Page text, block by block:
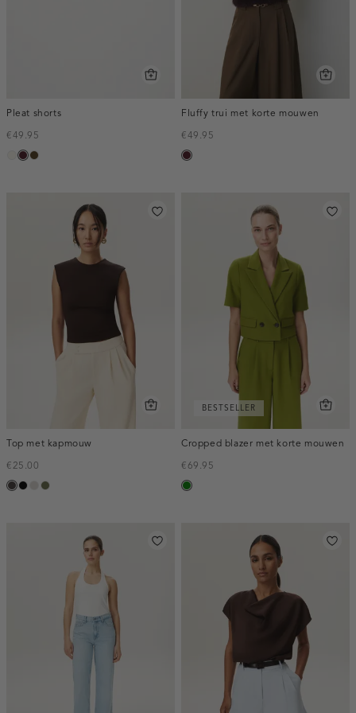
Pleat shorts
€49.95
creme,
pruim,
toffee
Fluffy trui met korte mouwen
€49.95
pruim,
Top met kapmouw
€25.00
chocozwarttaupe,
groen,
BESTSELLER
Cropped blazer met korte mouwen
€69.95
groen